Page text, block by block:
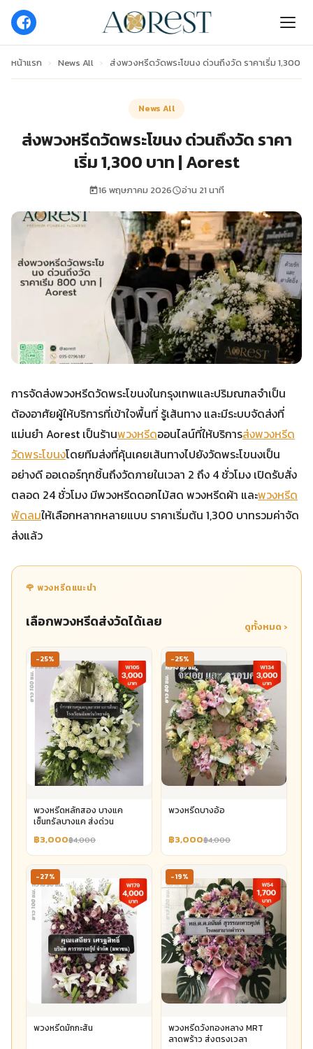
หน้าแรก › News All › ส่งพวงหรีดวัดพระโขนง ด่วนถึงวัด ราคาเริ่ม 1,300 บ
News All
ส่งพวงหรีดวัดพระโขนง ด่วนถึงวัด ราคา
เริ่ม 1,300 บาท | Aorest
16 พฤษภาคม 2026 อ่าน 21 นาที
การจัดส่งพวงหรีดวัดพระโขนงในกรุงเทพและปริมณฑลจำเป็น
ต้องอาศัยผู้ให้บริการที่เข้าใจพื้นที่ รู้เส้นทาง และมีระบบจัดส่งที่
แม่นยำ Aorest เป็นร้านพวงหรีดออนไลน์ที่ให้บริการส่งพวงหรีด
วัดพระโขนงโดยทีมส่งที่คุ้นเคยเส้นทางไปยังวัดพระโขนงเป็น
อย่างดี ออเดอร์ทุกชิ้นถึงวัดภายในเวลา 2 ถึง 4 ชั่วโมง เปิดรับสั่ง
ตลอด 24 ชั่วโมง มีพวงหรีดดอกไม้สด พวงหรีดผ้า และพวงหรีด
พัดลมให้เลือกหลากหลายแบบ ราคาเริ่มต้น 1,300 บาทรวมค่าจัด
ส่งแล้ว
🌹 พวงหรีดแนะนำ
เลือกพวงหรีดส่งวัดได้เลย ดูทั้งหมด ›
-25%
พวงหรีดหลักสอง บางแค
เซ็นทรัลบางแค ส่งด่วน
฿3,000฿4,000
-25%
พวงหรีดบางอ้อ
฿3,000฿4,000
-27%
พวงหรีดมักกะสัน
-19%
พวงหรีดวังทองหลาง MRT
ลาดพร้าว ส่งตรงเวลา